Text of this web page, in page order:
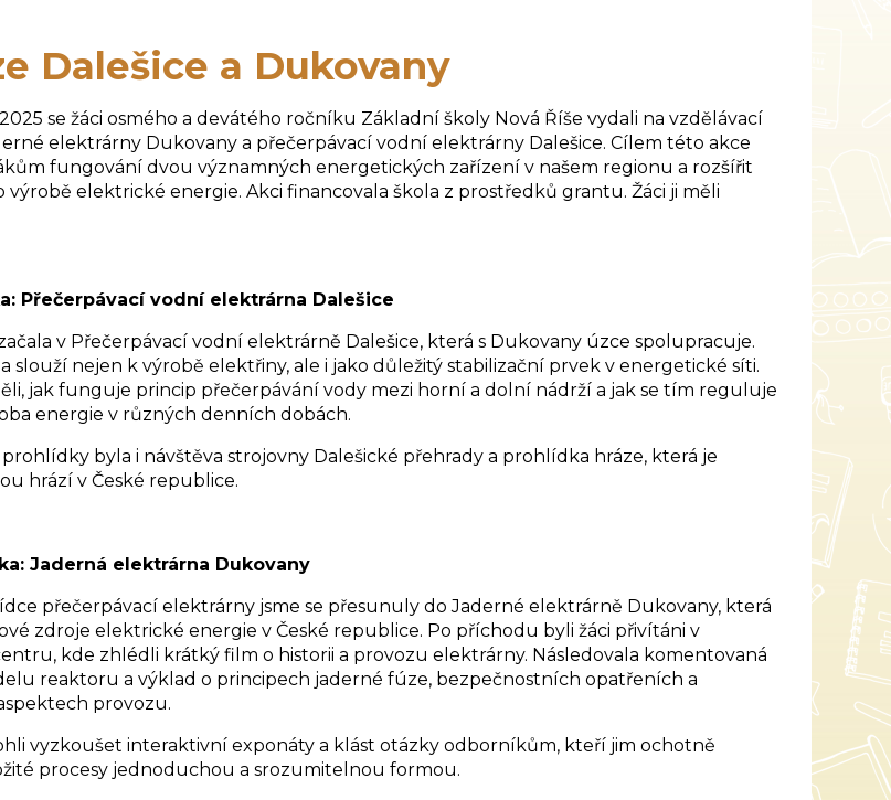
Dalešice a Dukovany
se žáci osmého a devátého ročníku Základní školy Nová Říše vydali na vzdělávací
elektrárny Dukovany a přečerpávací vodní elektrárny Dalešice. Cílem této akce
fungování dvou významných energetických zařízení v našem regionu a rozšířit
výrobě elektrické energie. Akci financovala škola z prostředků grantu. Žáci ji měli
Přečerpávací vodní elektrárna Dalešice
v Přečerpávací vodní elektrárně Dalešice, která s Dukovany úzce spolupracuje.
slouží nejen k výrobě elektřiny, ale i jako důležitý stabilizační prvek v energetické síti.
jak funguje princip přečerpávání vody mezi horní a dolní nádrží a jak se tím reguluje
energie v různých denních dobách.
byla i návštěva strojovny Dalešické přehrady a prohlídka hráze, která je
hrází v České republice.
Jaderná elektrárna Dukovany
přečerpávací elektrárny jsme se přesunuly do Jaderné elektrárně Dukovany, která
zdroje elektrické energie v České republice. Po příchodu byli žáci přivítáni v
kde zhlédli krátký film o historii a provozu elektrárny. Následovala komentovaná
reaktoru a výklad o principech jaderné fúze, bezpečnostních opatřeních a
provozu.
vyzkoušet interaktivní exponáty a klást otázky odborníkům, kteří jim ochotně
procesy jednoduchou a srozumitelnou formou.